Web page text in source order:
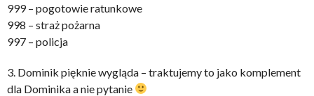
999 – pogotowie ratunkowe
998 – straż pożarna
997 – policja
3. Dominik pięknie wygląda – traktujemy to jako komplement
dla Dominika a nie pytanie